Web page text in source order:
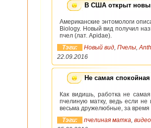
В США открыт
Американские энтомологи
Biology. Новый вид получил
пчел (лат. Apidae).
Тэги:
Новый вид, Пчелы,
22.09.2016
Не самая спокойная
Как видишь, работка не
пчелиную матку, ведь если не
весьма дружелюбные, за время
Тэги:
пчелиная матка, видео